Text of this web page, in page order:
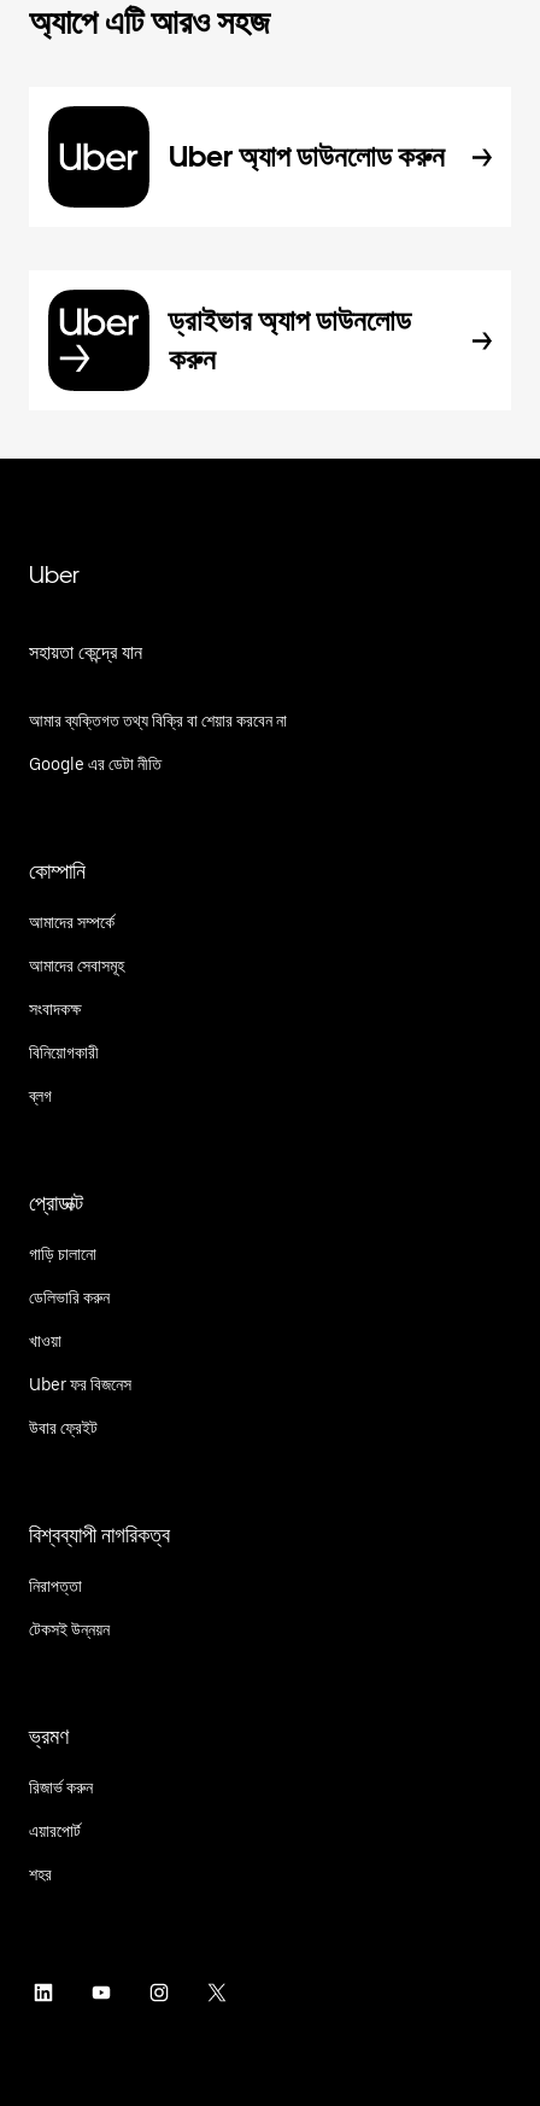
অ্যাপে এটি আরও সহজ
Uber অ্যাপ ডাউনলোড করুন
ড্রাইভার অ্যাপ ডাউনলোড
করুন
Uber
সহায়তা কেন্দ্রে যান
আমার ব্যক্তিগত তথ্য বিক্রি বা শেয়ার করবেন না
Google এর ডেটা নীতি
কোম্পানি
আমাদের সম্পর্কে
আমাদের সেবাসমূহ
সংবাদকক্ষ
বিনিয়োগকারী
ব্লগ
প্রোডাক্ট
গাড়ি চালানো
ডেলিভারি করুন
খাওয়া
Uber ফর বিজনেস
উবার ফ্রেইট
বিশ্বব্যাপী নাগরিকত্ব
নিরাপত্তা
টেকসই উন্নয়ন
ভ্রমণ
রিজার্ভ করুন
এয়ারপোর্ট
শহর